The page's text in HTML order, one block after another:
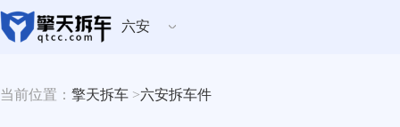
六安
当前位置： 擎天拆车 >六安拆车件